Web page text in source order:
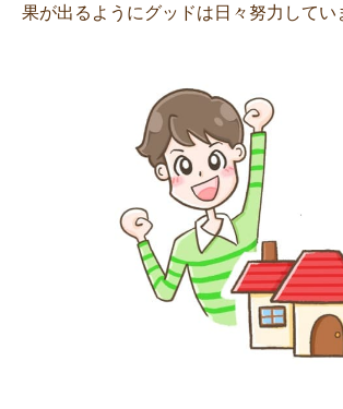
果が出るようにグッドは日々努力してい